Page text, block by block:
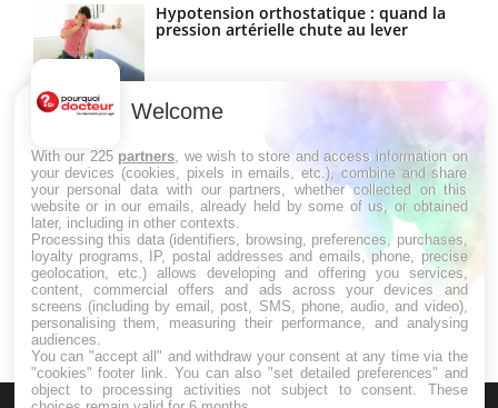
Hypotension orthostatique : quand la
pression artérielle chute au lever
Drépanocytose : une déformation des
Maladie de Charcot (Sclérose latérale
amyotrophique)
Welcome
With our 225 partners , we wish to store and access information on
your devices (cookies, pixels in emails, etc.), combine and share
your personal data with our partners, whether collected on this
website or in our emails, already held by some of us, or obtained
later, including in other contexts.
Processing this data (identifiers, browsing, preferences, purchases,
loyalty programs, IP, postal addresses and emails, phone, precise
geolocation, etc.) allows developing and offering you services,
content, commercial offers and ads across your devices and
screens (including by email, post, SMS, phone, audio, and video),
personalising them, measuring their performance, and analysing
audiences.
You can "accept all" and withdraw your consent at any time via the
"cookies" footer link . You can also "set detailed preferences" and
object to processing activities not subject to consent. These